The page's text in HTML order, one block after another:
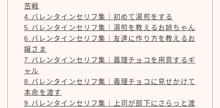
苦戦
4.バレンタインセリフ集｜初めて湯煎をする
5.バレンタインセリフ集｜湯煎を教えるお姉ちゃん
6.バレンタインセリフ集｜友達に作り方を教えるお
嬢さま
7.バレンタインセリフ集｜義理チョコを用意するギ
ャル
8.バレンタインセリフ集｜義理チョコに見せかけて
本命を渡す
9.バレンタインセリフ集｜上司が部下にさらっと渡